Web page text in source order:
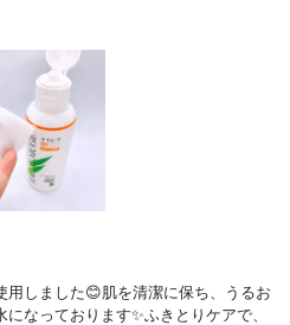
用しました😊肌を清潔に保ち、うるお
なっております✨ふきとりケアで、